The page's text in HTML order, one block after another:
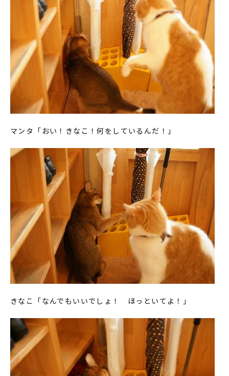
マンタ「おい！きなこ！何をしているんだ！」
きなこ「なんでもいいでしょ！ ほっといてよ！」